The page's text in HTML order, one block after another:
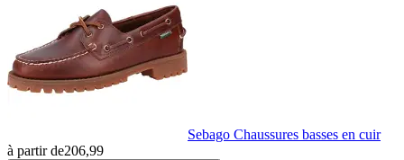
Sebago Chaussures basses en cuir
à partir de206,99